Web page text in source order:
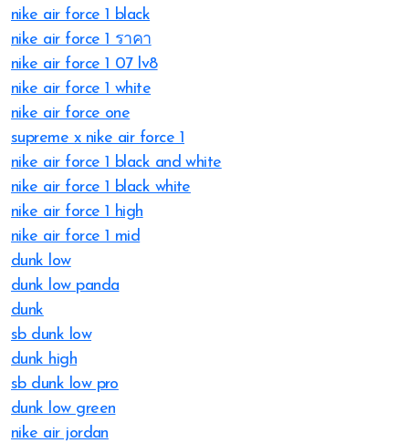
nike air force 1 black
nike air force 1 ราคา
nike air force 1 07 lv8
nike air force 1 white
nike air force one
supreme x nike air force 1
nike air force 1 black and white
nike air force 1 black white
nike air force 1 high
nike air force 1 mid
dunk low
dunk low panda
dunk
sb dunk low
dunk high
sb dunk low pro
dunk low green
nike air jordan